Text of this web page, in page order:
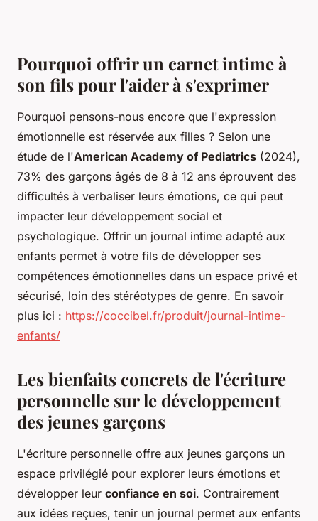
Pourquoi offrir un carnet intime à
son fils pour l'aider à s'exprimer
Pourquoi pensons-nous encore que l'expression
émotionnelle est réservée aux filles ? Selon une
étude de l'American Academy of Pediatrics (2024),
73% des garçons âgés de 8 à 12 ans éprouvent des
difficultés à verbaliser leurs émotions, ce qui peut
impacter leur développement social et
psychologique. Offrir un journal intime adapté aux
enfants permet à votre fils de développer ses
compétences émotionnelles dans un espace privé et
sécurisé, loin des stéréotypes de genre. En savoir
plus ici : https://coccibel.fr/produit/journal-intime-
enfants/
Les bienfaits concrets de l'écriture
personnelle sur le développement
des jeunes garçons
L'écriture personnelle offre aux jeunes garçons un
espace privilégié pour explorer leurs émotions et
développer leur confiance en soi. Contrairement
aux idées reçues, tenir un journal permet aux enfants